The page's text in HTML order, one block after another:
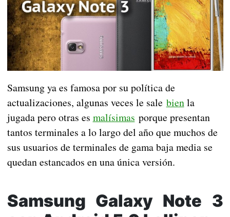
Samsung ya es famosa por su política de
actualizaciones, algunas veces le sale bienla
jugada pero otras es malísimas porque presentan
tantos terminales a lo largo del año que muchos de
sus usuarios de terminales de gama baja media se
quedan estancados en una única versión.
Samsung Galaxy Note 3